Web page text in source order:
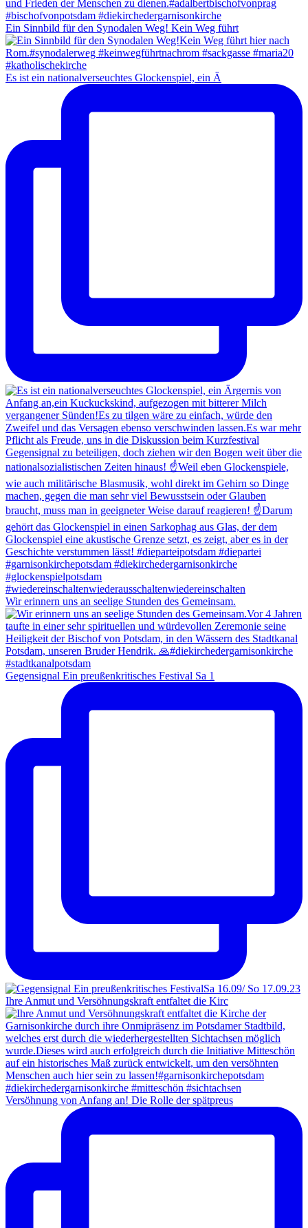
Ein Sinnbild für den Synodalen Weg! Kein Weg führt
Es ist ein nationalverseuchtes Glockenspiel, ein Ä
Wir erinnern uns an seelige Stunden des Gemeinsam.
Gegensignal Ein preußenkritisches Festival Sa 1
Ihre Anmut und Versöhnungskraft entfaltet die Kirc
Versöhnung von Anfang an! Die Rolle der spätpreus